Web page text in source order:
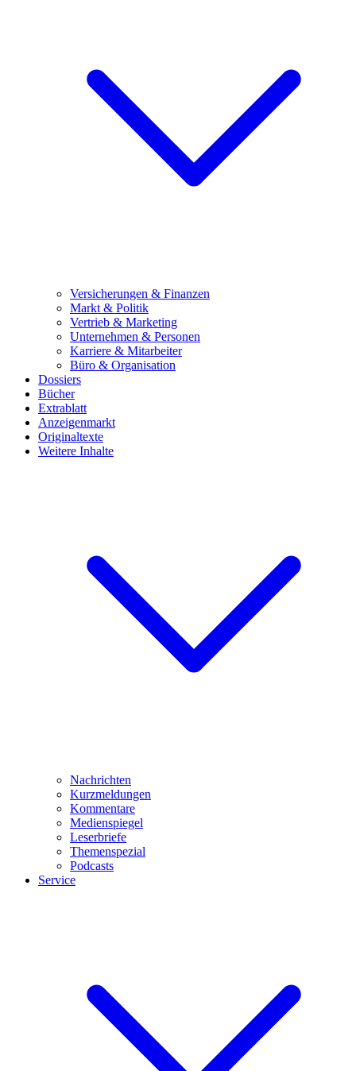
Versicherungen & Finanzen
Markt & Politik
Vertrieb & Marketing
Unternehmen & Personen
Karriere & Mitarbeiter
Büro & Organisation
Dossiers
Bücher
Extrablatt
Anzeigenmarkt
Originaltexte
Weitere Inhalte
Nachrichten
Kurzmeldungen
Kommentare
Medienspiegel
Leserbriefe
Themenspezial
Podcasts
Service